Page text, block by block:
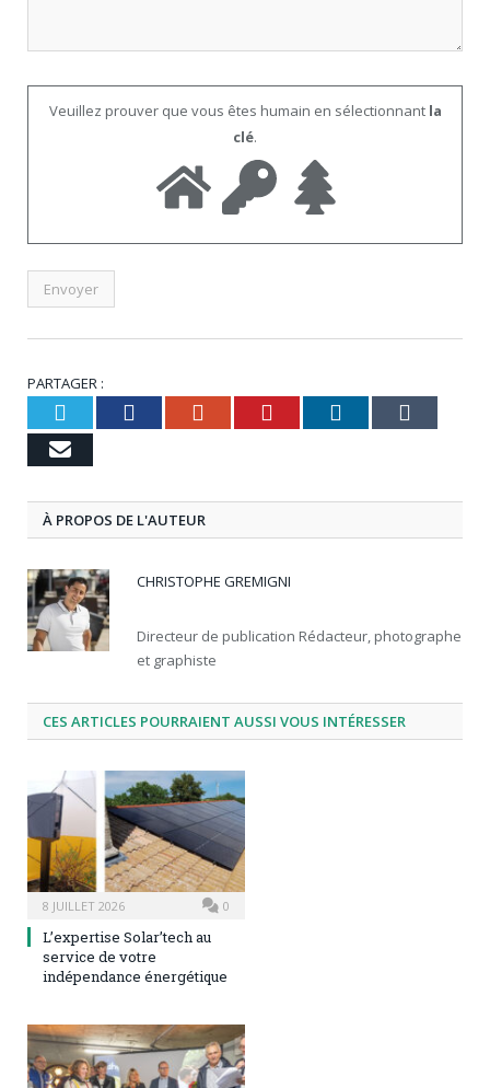
Veuillez prouver que vous êtes humain en sélectionnantla
clé.
PARTAGER :
TwitterFacebookGoogle+Pinterest
LinkedIn
Email
À PROPOS DE L'AUTEUR
CHRISTOPHE GREMIGNI
Directeur de publication Rédacteur, photographe
et graphiste
CES ARTICLES POURRAIENT AUSSI VOUS INTÉRESSER
8 JUILLET 2026 0
L’expertise Solar’tech au
service de votre
indépendance énergétique